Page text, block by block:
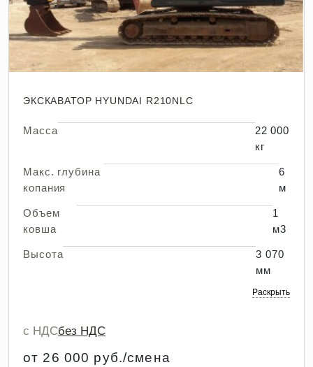
ЭКСКАВАТОР HYUNDAI R210NLC
Масса
22 000
кг
Макс. глубина
копания
6
м
Объем
ковша
1
м3
Высота
3 070
мм
Раскрыть
с НДСбез НДС
от 26 000 руб./смена